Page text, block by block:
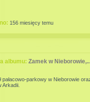
156 miesięcy temu
albumu: Zamek w
pałacowo-parkowy w Nieborowie
Arkadii.